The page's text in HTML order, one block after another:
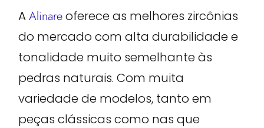
AAlinareoferece as melhores zircônias
do mercado com alta durabilidade e
tonalidade muito semelhante às
pedras naturais. Com muita
variedade de modelos, tanto em
peças clássicas como nas que